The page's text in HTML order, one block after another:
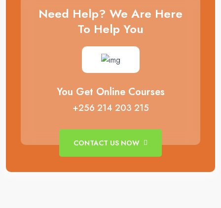
Need Help? We Are Here
To Help You
You Get Online Courses
+256 214 203 215
CONTACT US NOW